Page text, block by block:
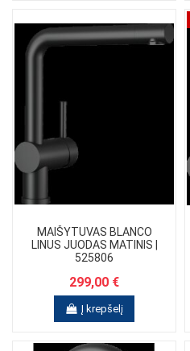
MAIŠYTUVAS BLANCO
LINUS JUODAS MATINIS |
525806
299,00 €
Į krepšelį